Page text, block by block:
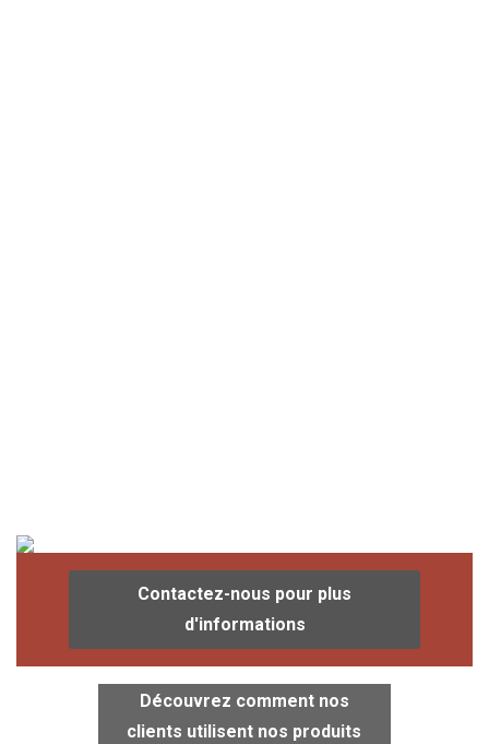
Contactez-nous pour plus
d'informations
Découvrez comment nos
clients utilisent nos produits